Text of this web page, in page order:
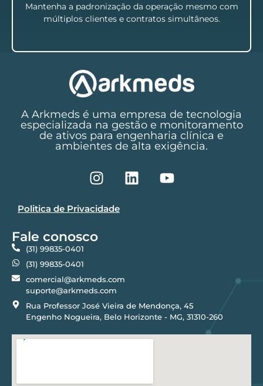
Mantenha a padronização da operação mesmo com
múltiplos clientes e contratos simultâneos.
A Arkmeds é uma empresa de tecnologia
especializada na gestão e monitoramento
de ativos para engenharia clínica e
ambientes de alta exigência.
Politica de Privacidade
Fale conosco
(31) 99835-0401
(31) 99835-0401
comercial@arkmeds.com
suporte@arkmeds.com
Rua Professor José Vieira de Mendonça, 45
Engenho Nogueira, Belo Horizonte - MG, 31310-260